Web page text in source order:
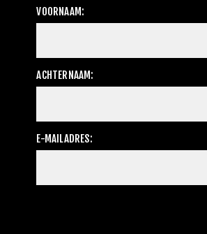
VOORNAAM:
ACHTERNAAM:
E-MAILADRES: